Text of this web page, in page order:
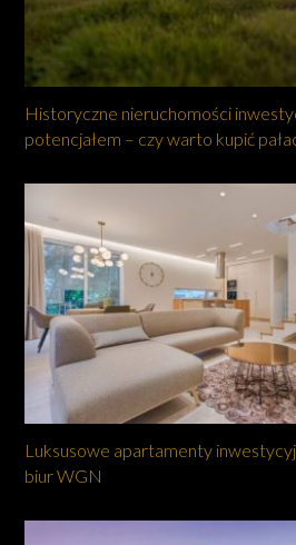
Historyczne nieruchomości
potencjałem – czy warto kupić
Luksusowe apartamenty
biur WGN